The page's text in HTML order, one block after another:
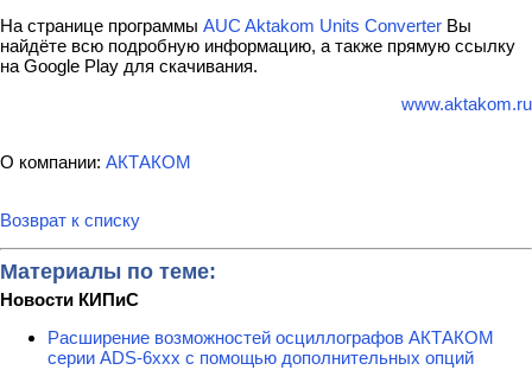
На странице программы AUC Aktakom Units Converter Вы
найдёте всю подробную информацию, а также прямую ссылку
на Google Play для скачивания.
www.aktakom.ru
О компании: АКТАКОМ
Возврат к списку
Материалы по теме:
Новости КИПиС
Расширение возможностей осциллографов АКТАКОМ
серии ADS-6ххх с помощью дополнительных опций